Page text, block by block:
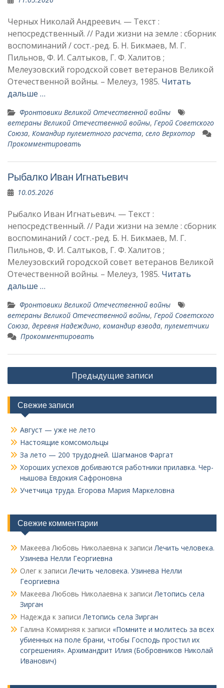
Черных Николай Андреевич. — Текст :
непосредственный. // Ради жизни на земле : сборник
воспоминаний / сост.-ред. Б. Н. Бикмаев, М. Г.
Пильнов, Ф. И. Салтыков, Г. Ф. Халитов ;
Мелеузовский городской совет ветеранов Великой
Отечественной войны. – Мелеуз, 1985. Читать
дальше …
Фронтовики Великой Отечественной войны
ветераны Великой Отечественной войны, Герой Советского
Союза, Командир пулеметного расчета, село Верхотор
Прокомментировать
Рыбалко Иван Игнатьевич
10.05.2026
Рыбалко Иван Игнатьевич. — Текст :
непосредственный. // Ради жизни на земле : сборник
воспоминаний / сост.-ред. Б. Н. Бикмаев, М. Г.
Пильнов, Ф. И. Салтыков, Г. Ф. Халитов ;
Мелеузовский городской совет ветеранов Великой
Отечественной войны. – Мелеуз, 1985. Читать
дальше …
Фронтовики Великой Отечественной войны
ветераны Великой Отечественной войны, Герой Советского
Союза, деревня Надеждино, командир взво­да, пулеметчики
Прокомментировать
Навигация
по
записям
Предыдущие записи
Свежие записи
Август — уже не лето
Настоящие комсомольцы
За лето — 200 трудодней. Шагманов Фаргат
Хороших успехов добиваются работники прилавка. Чер­
нышова Евдокия Сафроновна
Учетчица труда. Его­рова Мария Маркеловна
Свежие комментарии
Макеева Любовь Николаевна к записиЛечить человека.
Узинева Нелли Георгиевна
Олег к записиЛечить человека. Узинева Нелли
Георгиевна
Макеева Любовь Николаевна к записиЛетопись села
Зирган
Надежда к записиЛетопись села Зирган
Галина Комирняя к записи «Помните и молитесь за всех
убиенных на поле брани, чтобы Господь простил их
согрешения». Архимандрит Илия (Бобровников Николай
Иванович)